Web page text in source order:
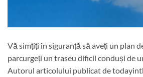
Vă simțiți în siguranță să aveți un plan
parcurgeți un traseu dificil conduși de
Autorul articolului publicat de